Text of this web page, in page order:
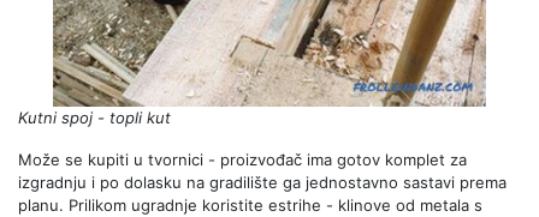
Kutni spoj - topli kut
Može se kupiti u tvornici - proizvođač ima gotov komplet za
izgradnju i po dolasku na gradilište ga jednostavno sastavi prema
planu. Prilikom ugradnje koristite estrihe - klinove od metala s